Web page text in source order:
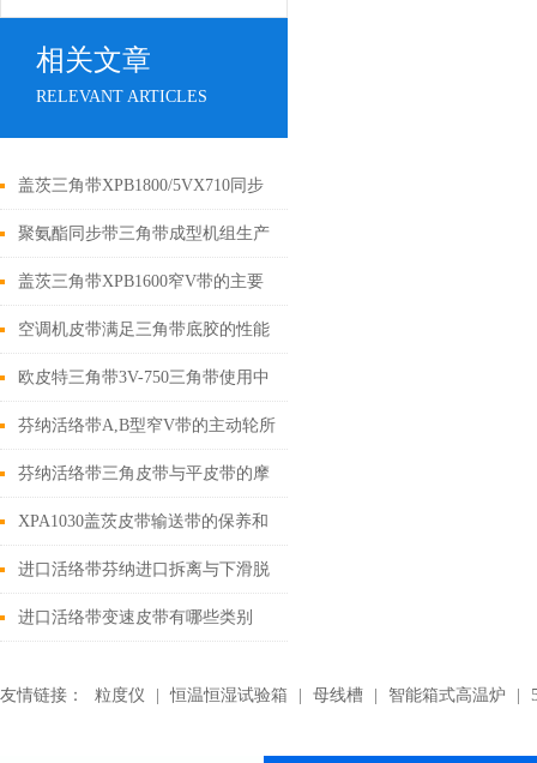
相关文章
RELEVANT ARTICLES
盖茨三角带XPB1800/5VX710同步
带传动的状态
聚氨酯同步带三角带成型机组生产
的线绳
盖茨三角带XPB1600窄V带的主要
原材料以及经济性能
空调机皮带满足三角带底胶的性能
要求
欧皮特三角带3V-750三角带使用中
的几个误区
芬纳活络带A,B型窄V带的主动轮所
承受的拉力
芬纳活络带三角皮带与平皮带的摩
擦力原理分析
XPA1030盖茨皮带输送带的保养和
使用说明
进口活络带芬纳进口拆离与下滑脱
层之下的楔冲作用结合
进口活络带变速皮带有哪些类别
友情链接： 粒度仪 恒温恒湿试验箱 母线槽 智能箱式高温炉